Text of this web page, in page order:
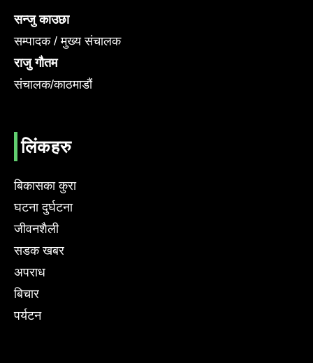
सन्जु काउछा
सम्पादक / मुख्य संचालक
राजु गौतम
संचालक/काठमाडौं
लिंकहरु
बिकासका कुरा
घटना दुर्घटना
जीवनशैली
सडक खबर
अपराध
बिचार
पर्यटन